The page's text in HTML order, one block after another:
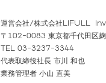
運営会社/株式会社LIFULL
〒102-0083 東京都千代田区
TEL 03-3237-3344
代表取締役社長 市川 和也
業務管理者 小山 直美